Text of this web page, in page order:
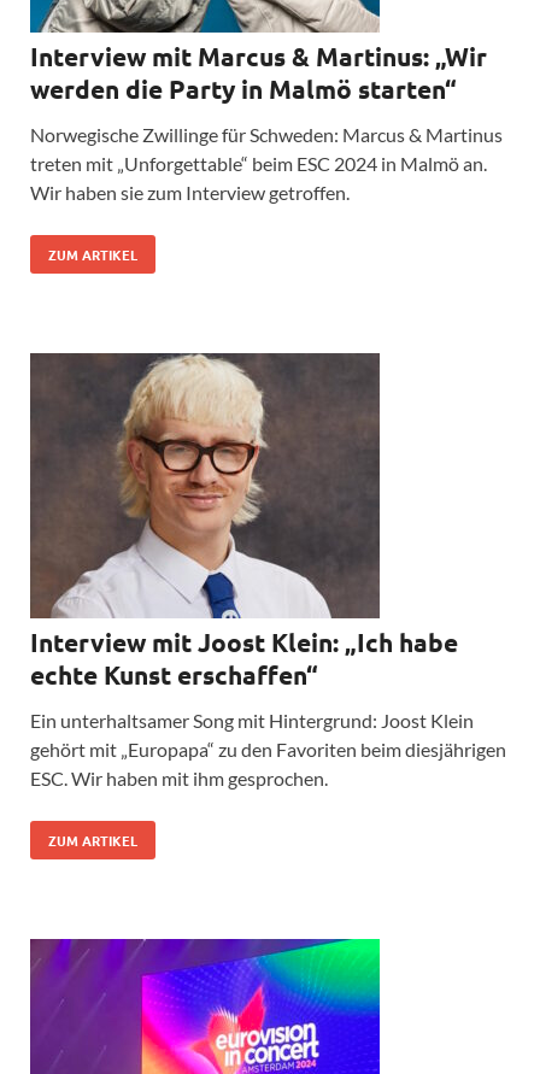
Interview mit Marcus & Martinus: „Wir
werden die Party in Malmö starten“
Norwegische Zwillinge für Schweden: Marcus & Martinus
treten mit „Unforgettable“ beim ESC 2024 in Malmö an.
Wir haben sie zum Interview getroffen.
ZUM ARTIKEL
Interview mit Joost Klein: „Ich habe
echte Kunst erschaffen“
Ein unterhaltsamer Song mit Hintergrund: Joost Klein
gehört mit „Europapa“ zu den Favoriten beim diesjährigen
ESC. Wir haben mit ihm gesprochen.
ZUM ARTIKEL